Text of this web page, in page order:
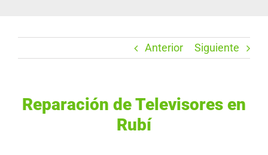
Anterior Siguiente
Reparación de Televisores en
Rubí